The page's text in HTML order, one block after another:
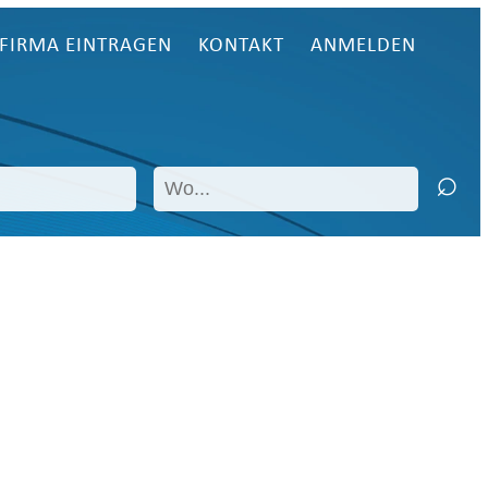
FIRMA EINTRAGEN KONTAKT ANMELDEN